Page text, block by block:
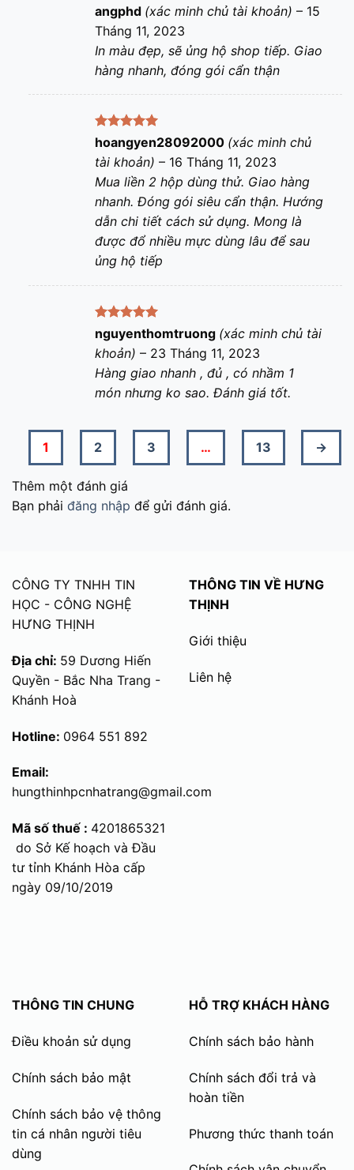
Được xếp
hạng55
sao
angphd (xác minh chủ tài khoản) – 15
Tháng 11, 2023
In màu đẹp, sẽ ủng hộ shop tiếp. Giao
hàng nhanh, đóng gói cẩn thận
Được xếp
hạng 55
sao
hoangyen28092000 (xác minh chủ
tài khoản) – 16 Tháng 11, 2023
Mua liền 2 hộp dùng thử. Giao hàng
nhanh. Đóng gói siêu cẩn thận. Hướng
dẫn chi tiết cách sử dụng. Mong là
được đổ nhiều mực dùng lâu để sau
ủng hộ tiếp
Được xếp
hạng 5
sao
nguyenthomtruong (xác minh chủ tài
khoản) – 23 Tháng 11, 2023
Hàng giao nhanh , đủ , có nhầm 1
món nhưng ko sao. Đánh giá tốt.
1 2 3 … 13 →
Thêm một đánh giá
Bạn phải đăng nhập để gửi đánh giá.
CÔNG TY TNHH TIN
HỌC - CÔNG NGHỆ
HƯNG THỊNH
Địa chỉ: 59 Dương Hiến
Quyền - Bắc Nha Trang -
Khánh Hoà
Hotline: 0964 551 892
Email:
hungthinhpcnhatrang@gmail.com
Mã số thuế : 4201865321
do Sở Kế hoạch và Đầu
tư tỉnh Khánh Hòa cấp
ngày 09/10/2019
THÔNG TIN VỀ HƯNG
THỊNH
Giới thiệu
Liên hệ
THÔNG TIN CHUNG
Điều khoản sử dụng
Chính sách bảo mật
Chính sách bảo vệ thông
tin cá nhân người tiêu
dùng
HỖ TRỢ KHÁCH HÀNG
Chính sách bảo hành
Chính sách đổi trả và
hoàn tiền
Phương thức thanh toán